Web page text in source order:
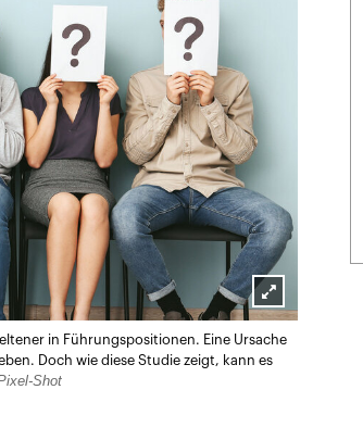
Lightbox
öffnen
in Führungspositionen. Eine Ursache
Doch wie diese Studie zeigt, kann es
Shot